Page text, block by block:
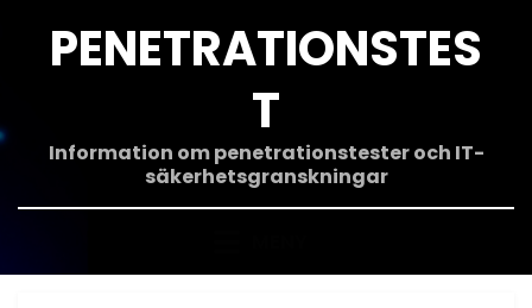
innehållPENETRATIONSTES
T
Information om penetrationstester och IT-
säkerhetsgranskningar